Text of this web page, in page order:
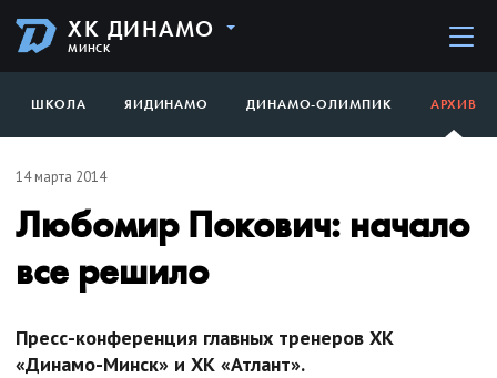
ХК ДИНАМО
МИНСК
ШКОЛА ЯИДИНАМО ДИНАМО-ОЛИМПИК АРХИВ
14 марта 2014
Любомир Покович: начало
все решило
Пресс-конференция главных тренеров ХК
«Динамо-Минск» и ХК «Атлант».